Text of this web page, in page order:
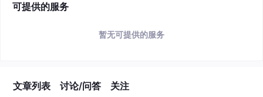
可提供的服务
暂无可提供的服务
文章列表 讨论/问答 关注